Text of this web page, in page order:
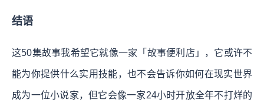
结语
这50集故事我希望它就像一家「故事便利店」，它或许不
能为你提供什么实用技能，也不会告诉你如何在现实世界
成为一位小说家，但它会像一家24小时开放全年不打烊的